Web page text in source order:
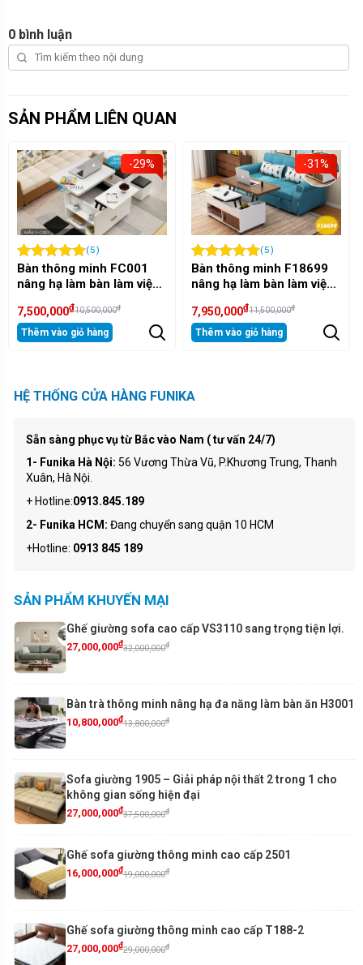
0 bình luận
SẢN PHẨM LIÊN QUAN
-31%
(5)
Bàn thông minh F18699
nâng hạ làm bàn làm việc
7,950,000₫11,500,000₫
Thêm vào giỏ hàng
-25%
(5)
Bàn ăn thông minh H3005
nâng hạ xoay tròn gấp
13,800,000₫18,500,000
Thêm vào giỏ hàng
HỆ THỐNG CỬA HÀNG FUNIKA
Sẵn sàng phục vụ từ Bắc vào Nam ( tư vấn 24/7)
1- Funika Hà Nội: 56 Vương Thừa Vũ, P.Khương Trung, Thanh
Xuân, Hà Nội.
+ Hotline:0913.845.189
2- Funika HCM: Đang chuyển sang quận 10 HCM
+Hotline: 0913 845 189
SẢN PHẨM KHUYẾN MẠI
Ghế giường sofa cao cấp VS3110 sang trọng tiện lợi.
27,000,000₫32,000,000₫
Bàn trà thông minh nâng hạ đa năng làm bàn ăn H3001
10,800,000₫13,800,000₫
Sofa giường 1905 – Giải pháp nội thất 2 trong 1 cho
không gian sống hiện đại
27,000,000₫37,500,000₫
Ghế sofa giường thông minh cao cấp 2501
16,000,000₫19,000,000₫
Ghế sofa giường thông minh cao cấp T188-2
27,000,000₫29,000,000₫